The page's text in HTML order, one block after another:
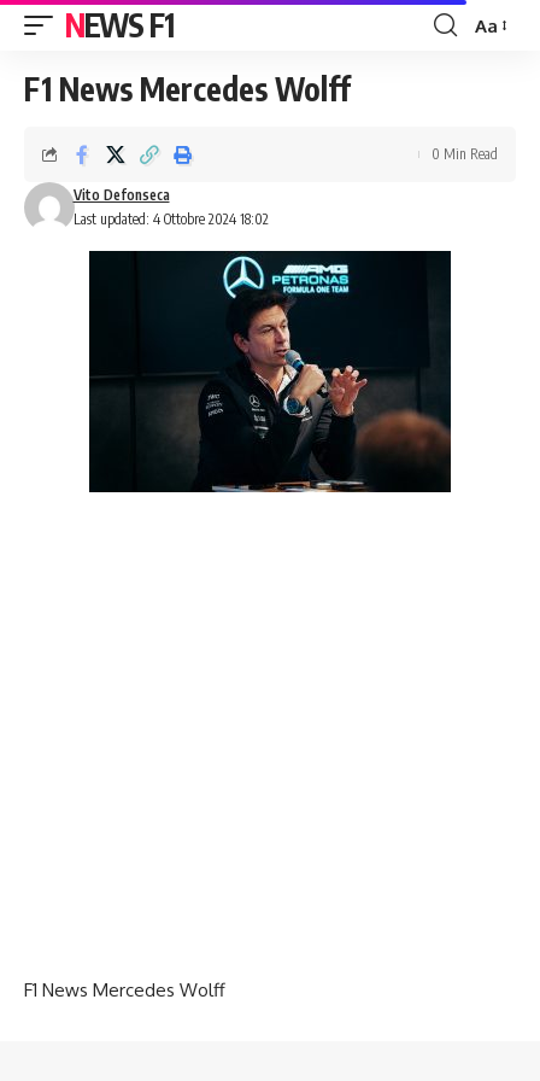
NEWS F1
Font
Aa
F1 News Mercedes Wolff
Last updated: 4 Ottobre 2024 18:02
Vito Defonseca
0 Min Read
F1 News Mercedes Wolff